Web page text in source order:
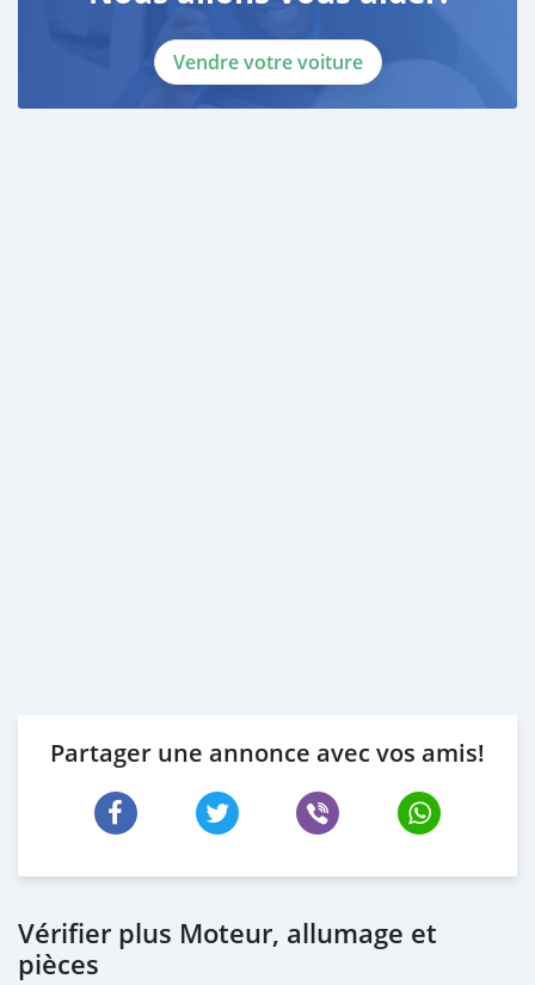
Vendre votre voiture
Partager une annonce avec vos amis!
Vérifier plus Moteur, allumage et
pièces